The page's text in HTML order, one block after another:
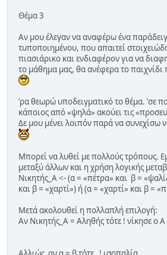
Θέμα 3
Αν μου έλεγαν να αναφέρω ένα
τυποποιημένου, που απαιτεί
πιασιάρικο και ενδιαφέρον για να
το μάθημα μας, θα ανέφερα το παιχνίδι
ʼρα θεωρώ υποδειγματικό το θέμα. ʼσε
κάποιος από «ψηλά» ακούει τις
Δε μου μένει λοιπόν παρά να συνεχίσω
Μπορεί να λυθεί με πολλούς τρόπους.
μεταξύ άλλων και η χρήση λογικής
Νικητής_Α <- (α = «πέτρα» και β =
και β = «χαρτί») ή (α = «χαρτί» και β =
Μετά ακολουθεί η πολλαπλή επιλογή:
Αν Νικητής_Α = Αληθής τότε ! νίκησε ο Α